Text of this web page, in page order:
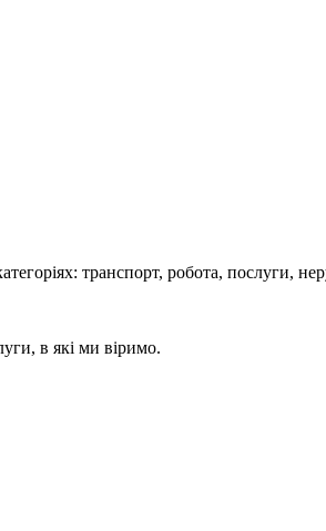
транспорт, робота, послуги,
в які ми віримо.